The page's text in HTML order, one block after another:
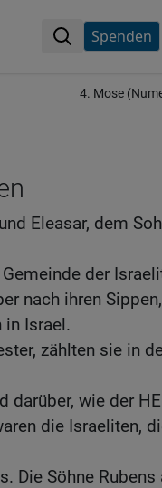
Spenden
4. Mose
Eleasar, dem
der
nach ihren
in Israel.
zählten sie in
darüber, wie der
die Israeliten,
Die Söhne Rubens